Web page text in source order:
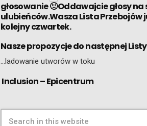
głosowanie
Oddawajcie głosy na
ulubieńców.Wasza Lista Przebojów
kolejny czwartek.
Nasze propozycje do następnej
…ladowanie utworów w toku
Inclusion – Epicentrum